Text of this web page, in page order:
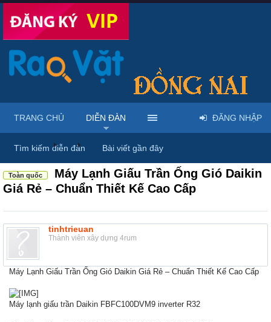
Diễn đàn ... Mua bán & sửa điện tử, điện lạnh
Toàn quốc
Máy Lạnh Giấu Trần Ống Gió Daikin
Giá Rẻ – Chuẩn Thiết Kế Cao Cấp
tinhtrieuan
Thành viên xây dựng 4rum
Máy Lạnh Giấu Trần Ống Gió Daikin Giá Rẻ – Chuẩn Thiết Kế Cao Cấp
Máy lạnh giấu trần Daikin FBFC100DVM9 inverter R32
TRANG CHỦ DIỄN ĐÀN
Tìm kiếm diễn đàn Bài viết gần đây
ĐĂNG NHẬP